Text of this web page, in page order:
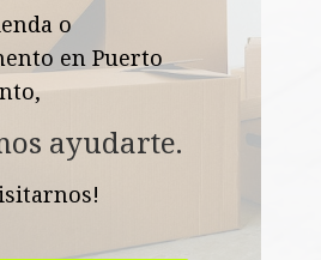
o
en Puerto
ayudarte.